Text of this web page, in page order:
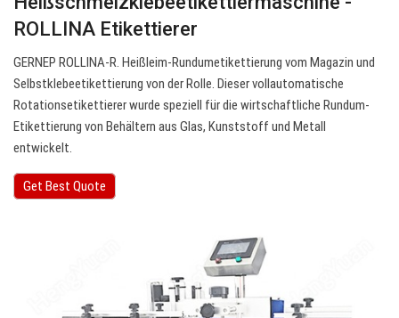
ROLLINA Etikettierer
GERNEP ROLLINA-R. Heißleim-Rundumetikettierung vom Magazin und
Selbstklebeetikettierung von der Rolle. Dieser vollautomatische
Rotationsetikettierer wurde speziell für die wirtschaftliche Rundum-
Etikettierung von Behältern aus Glas, Kunststoff und Metall
entwickelt.
Get Best Quote